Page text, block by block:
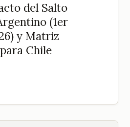
del Salto
(1er
y Matriz
Chile